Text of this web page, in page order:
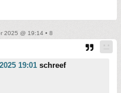
2025 @ 19:14 • 8
19:01 schreef